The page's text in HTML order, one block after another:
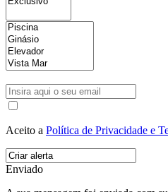
Aceito a Política de Privacidade e
Enviado